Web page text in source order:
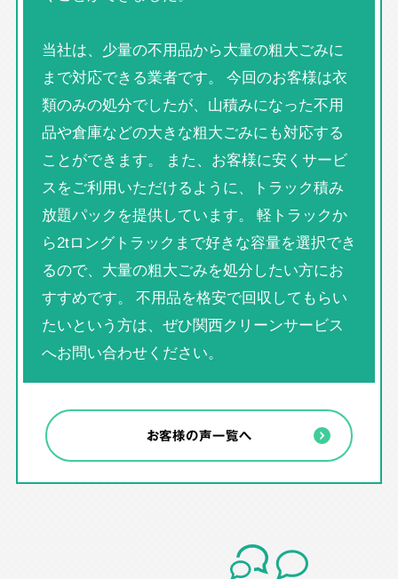
当社は、少量の不用品から大量の粗大ごみに
まで対応できる業者です。 今回のお客様は衣
類のみの処分でしたが、山積みになった不用
品や倉庫などの大きな粗大ごみにも対応する
ことができます。 また、お客様に安くサービ
スをご利用いただけるように、トラック積み
放題パックを提供しています。 軽トラックか
ら2tロングトラックまで好きな容量を選択でき
るので、大量の粗大ごみを処分したい方にお
すすめです。 不用品を格安で回収してもらい
たいという方は、ぜひ関西クリーンサービス
へお問い合わせください。
お客様の声一覧へ